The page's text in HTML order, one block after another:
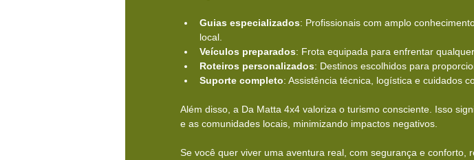
Guias especializados: Profissionais com amplo
local.
Veículos preparados: Frota equipada para enfrentar
Roteiros personalizados: Destinos escolhidos para
Suporte completo: Assistência técnica, logística e cuidados
Além disso, a Da Matta 4x4 valoriza o turismo consciente. Isso
e as comunidades locais, minimizando impactos negativos.
Se você quer viver uma aventura real, com segurança e conforto,